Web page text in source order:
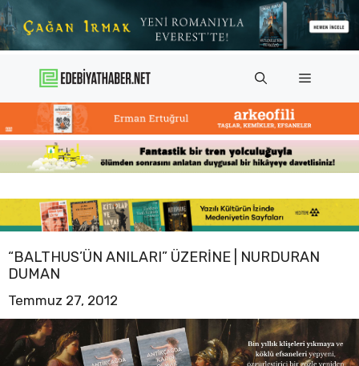
İçeriğe
atla
Menü
“BALTHUS’ÜN ANILARI” ÜZERINE | NURDURAN
DUMAN
Temmuz 27, 2012